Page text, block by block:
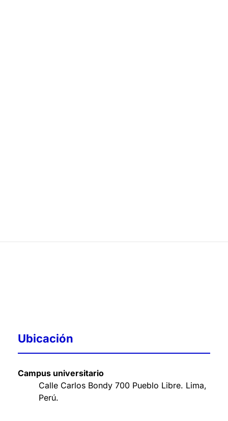
Ubicación
Campus universitario
Calle Carlos Bondy 700 Pueblo Libre. Lima,
Perú.